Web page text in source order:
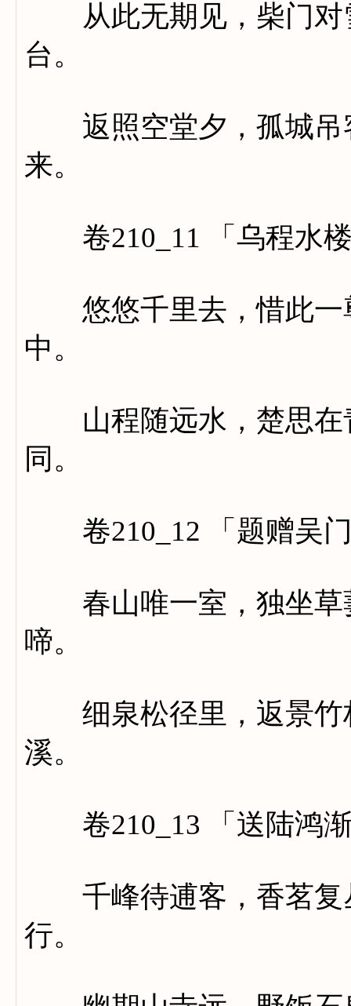
从此无期见，柴门对
台。
返照空堂夕，孤城吊
来。
卷210_11 「乌程水楼
悠悠千里去，惜此一
中。
山程随远水，楚思在
同。
卷210_12 「题赠吴门
春山唯一室，独坐草
啼。
细泉松径里，返景竹
溪。
卷210_13 「送陆鸿渐
千峰待逋客，香茗复
行。